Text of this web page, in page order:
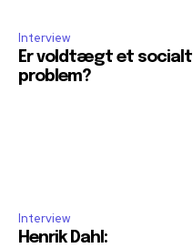
Interview
Er voldtægt et socialt
problem?
Interview
Henrik Dahl: